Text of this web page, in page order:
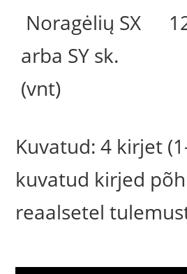
Noragėlių SX
arba SY sk.
(vnt)
Kuvatud: 4 kirjet
kuvatud kirjed
reaalsetel